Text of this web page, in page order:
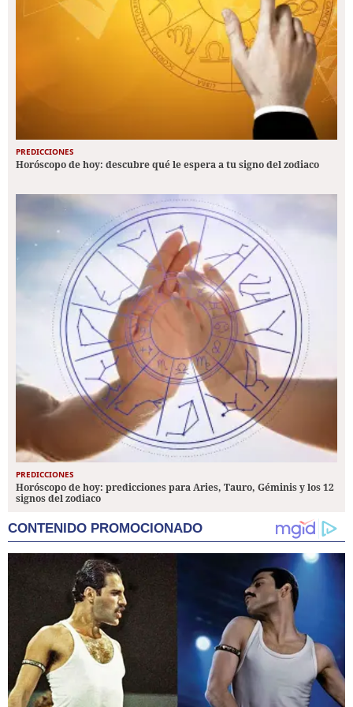
PREDICCIONES
Horóscopo de hoy: descubre qué le espera a tu signo del zodiaco
PREDICCIONES
Horóscopo de hoy: predicciones para Aries, Tauro, Géminis y los 12
signos del zodiaco
CONTENIDO PROMOCIONADO